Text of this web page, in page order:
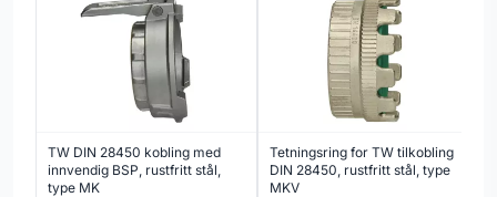
TW DIN 28450 kobling med
innvendig BSP, rustfritt stål,
type MK
Tetningsring for TW tilkobling
DIN 28450, rustfritt stål, type
MKV